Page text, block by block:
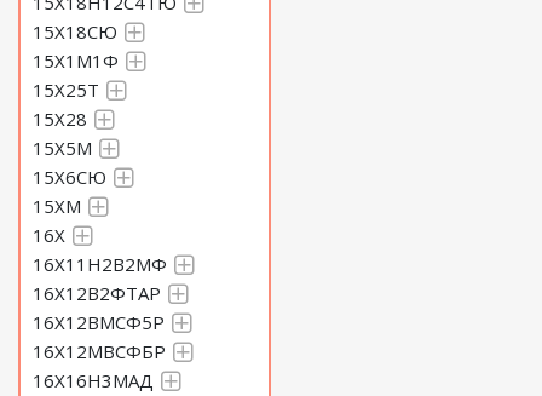
15Х18СЮ
15Х1М1Ф
15Х25Т
15Х28
15Х5М
15Х6СЮ
15ХМ
16Х
16Х11Н2В2МФ
16Х12В2ФТАР
16Х12ВМСФ5Р
16Х12МВСФБР
16Х16Н3МАД